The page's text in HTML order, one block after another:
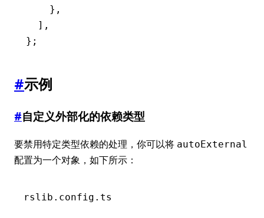
    }
,
  ]
,
};
#示例
#自定义外部化的依赖类型
要禁用特定类型依赖的处理，你可以将 autoExternal
配置为一个对象，如下所示：
rslib.config.ts